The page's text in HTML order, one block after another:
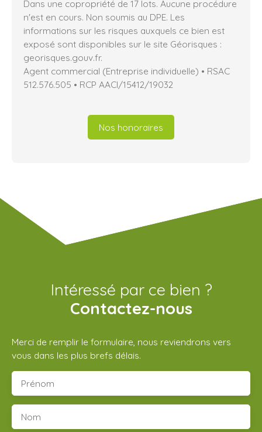
Dans une copropriété de 17 lots. Aucune procédure
n'est en cours. Non soumis au DPE. Les
informations sur les risques auxquels ce bien est
exposé sont disponibles sur le site Géorisques :
georisques.gouv.fr.
Agent commercial (Entreprise individuelle) • RSAC
512.576.505 • RCP AACI/15412/19032
Nos honoraires
Intéressé par ce bien ?
Contactez-nous
Merci de remplir le formulaire, nous reviendrons vers
vous dans les plus brefs délais.
Prénom
Nom